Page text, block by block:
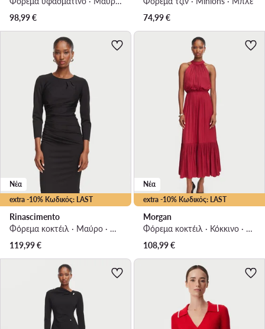
98,99€
74,99€
extra -10% Κωδικός: LAST
Νέα
Rinascimento
Φόρεμα κοκτέιλ · Μαύρο · Midi
119,99€
extra -10% Κωδικός: LAST
Νέα
Morgan
Φόρεμα κοκτέιλ · Κόκκινο · Midi
108,99€